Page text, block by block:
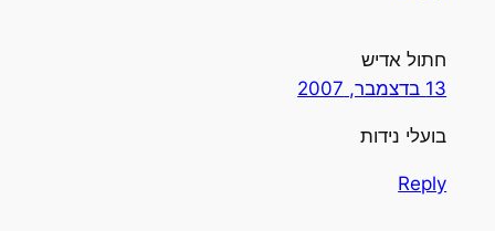
חתול אדיש
13 בדצמבר, 2007
בועלי נידות
Reply